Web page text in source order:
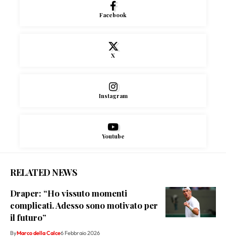
Facebook
X
Instagram
Youtube
RELATED NEWS
Draper: “Ho vissuto momenti
complicati. Adesso sono motivato per
il futuro”
ByMarco della Calce6 Febbraio 2026